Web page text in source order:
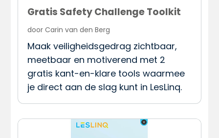
Gratis Safety Challenge Toolkit
door Carin van den Berg
Maak veiligheidsgedrag zichtbaar,
meetbaar en motiverend met 2
gratis kant-en-klare tools waarmee
je direct aan de slag kunt in LesLinq.